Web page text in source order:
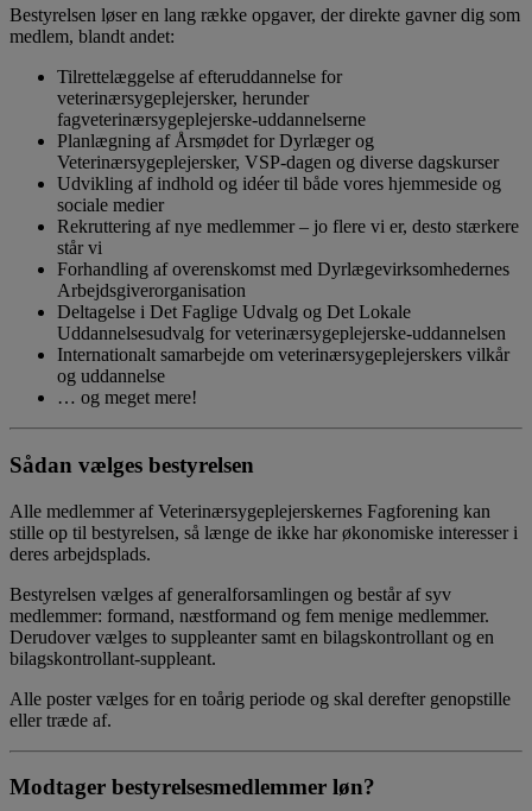
Bestyrelsen løser en lang række opgaver, der direkte gavner dig som
medlem, blandt andet:
Tilrettelæggelse af efteruddannelse for
veterinærsygeplejersker, herunder
fagveterinærsygeplejerske‑uddannelserne
Planlægning af Årsmødet for Dyrlæger og
Veterinærsygeplejersker, VSP‑dagen og diverse dagskurser
Udvikling af indhold og idéer til både vores hjemmeside og
sociale medier
Rekruttering af nye medlemmer – jo flere vi er, desto stærkere
står vi
Forhandling af overenskomst med Dyrlægevirksomhedernes
Arbejdsgiverorganisation
Deltagelse i Det Faglige Udvalg og Det Lokale
Uddannelsesudvalg for veterinærsygeplejerske‑uddannelsen
Internationalt samarbejde om veterinærsygeplejerskers vilkår
og uddannelse
… og meget mere!
Sådan vælges bestyrelsen
Alle medlemmer af Veterinærsygeplejerskernes Fagforening kan
stille op til bestyrelsen, så længe de ikke har økonomiske interesser i
deres arbejdsplads.
Bestyrelsen vælges af generalforsamlingen og består af syv
medlemmer: formand, næstformand og fem menige medlemmer.
Derudover vælges to suppleanter samt en bilagskontrollant og en
bilagskontrollant‑suppleant.
Alle poster vælges for en toårig periode og skal derefter genopstille
eller træde af.
Modtager bestyrelsesmedlemmer løn?